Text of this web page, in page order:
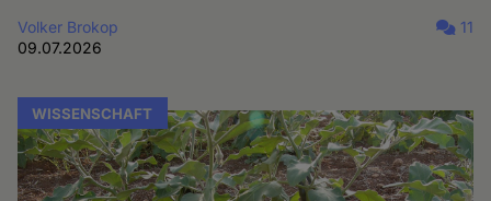
Volker Brokop
09.07.2026
11
WISSENSCHAFT